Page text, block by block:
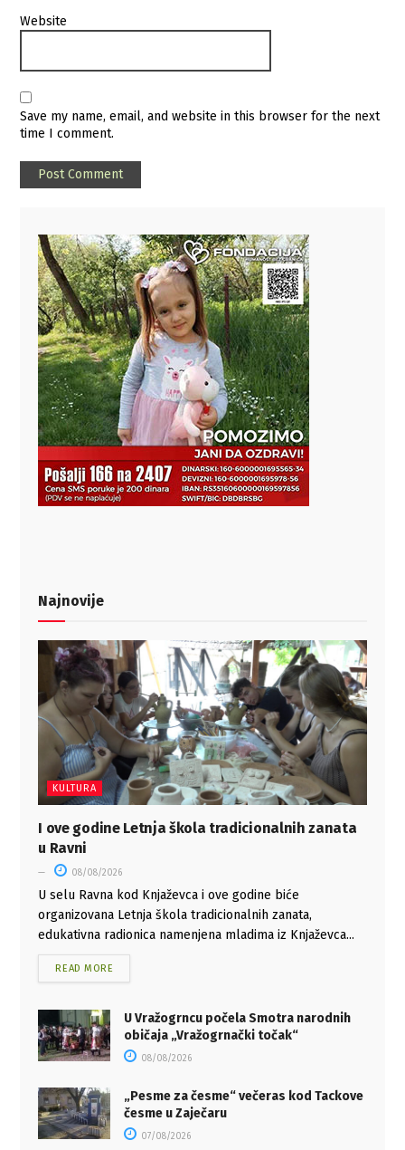
Website
Save my name, email, and website in this browser for the next
time I comment.
Najnovije
KULTURA
I ove godine Letnja škola tradicionalnih zanata
u Ravni
08/08/2026
U selu Ravna kod Knjaževca i ove godine biće
organizovana Letnja škola tradicionalnih zanata,
edukativna radionica namenjena mladima iz Knjaževca...
READ MORE
U Vražogrncu počela Smotra narodnih
običaja „Vražogrnački točak“
08/08/2026
„Pesme za česme“ večeras kod Tackove
česme u Zaječaru
07/08/2026